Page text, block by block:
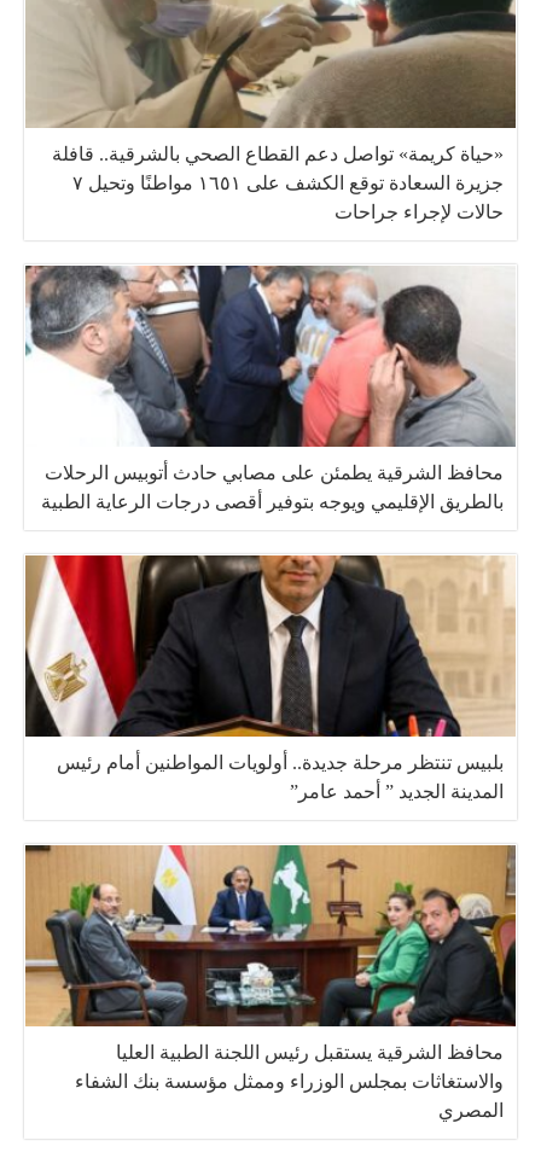
«حياة كريمة» تواصل دعم القطاع الصحي بالشرقية.. قافلة
جزيرة السعادة توقع الكشف على ١٦٥١ مواطنًا وتحيل ٧
حالات لإجراء جراحات
محافظ الشرقية يطمئن على مصابي حادث أتوبيس الرحلات
بالطريق الإقليمي ويوجه بتوفير أقصى درجات الرعاية الطبية
بلبيس تنتظر مرحلة جديدة.. أولويات المواطنين أمام رئيس
المدينة الجديد ” أحمد عامر”
محافظ الشرقية يستقبل رئيس اللجنة الطبية العليا
والاستغاثات بمجلس الوزراء وممثل مؤسسة بنك الشفاء
المصري